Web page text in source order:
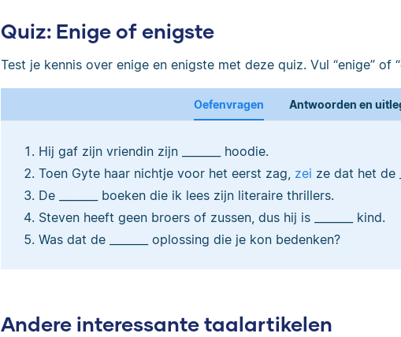
Quiz: Enige of enigste
Test je kennis over enige en enigste met deze quiz. Vul “enige” of
Oefenvragen Antwoorden en
Hij gaf zijn vriendin zijn _______ hoodie.
Toen Gyte haar nichtje voor het eerst zag, zei ze dat het de
De _______ boeken die ik lees zijn literaire thrillers.
Steven heeft geen broers of zussen, dus hij is _______ kind.
Was dat de _______ oplossing die je kon bedenken?
Andere interessante taalartikelen